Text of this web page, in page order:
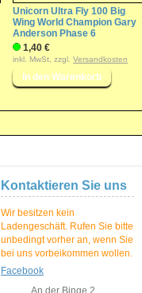
Unicorn Ultra Fly 100 Big
Wing World Champion Gary
Anderson Phase 6
1,40 €
inkl. MwSt, zzgl. Versandkosten
Kontaktieren Sie uns
Wir besitzen kein
Ladengeschäft. Rufen Sie bitte
unbedingt vorher an, wenn Sie
bei uns vorbeikommen wollen.
Facebook